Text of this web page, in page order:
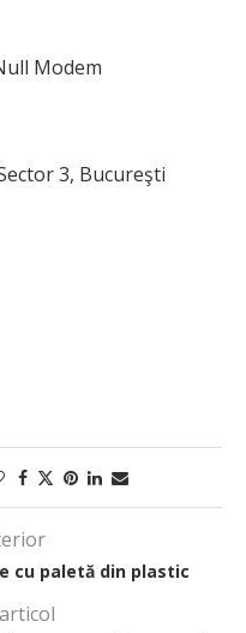
Modem
3, Bucureşti
cu paletă din plastic